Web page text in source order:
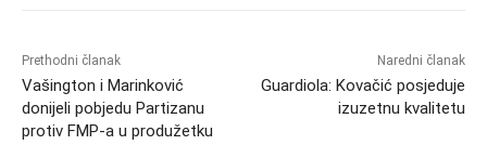
Prethodni članak
Vašington i Marinković
donijeli pobjedu Partizanu
protiv FMP-a u produžetku
Naredni članak
Guardiola: Kovačić posjeduje
izuzetnu kvalitetu